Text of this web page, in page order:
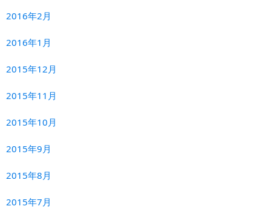
2016年2月
2016年1月
2015年12月
2015年11月
2015年10月
2015年9月
2015年8月
2015年7月